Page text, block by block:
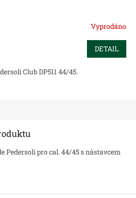
Vyprodáno
DETAIL
Club DP511 44/45.
Pedersoli pro cal. 44/45 s nástavcem